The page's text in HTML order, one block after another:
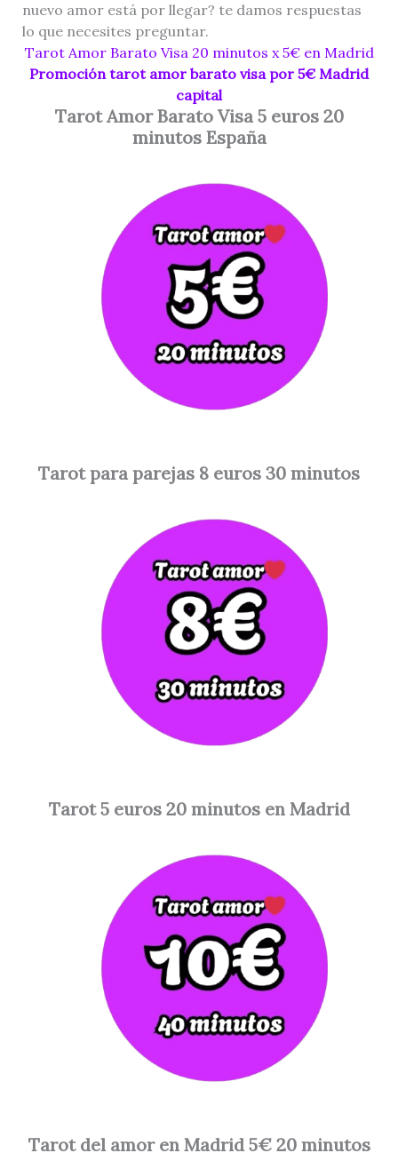
nuevo amor está por llegar? te damos respuestas
lo que necesites preguntar.
Tarot Amor Barato Visa 20 minutos x 5€ en Madrid
Promoción tarot amor barato visa por 5€ Madrid
capital
Tarot Amor Barato Visa 5 euros 20
minutos España
Tarot para parejas 8 euros 30 minutos
Tarot 5 euros 20 minutos en Madrid
Tarot del amor en Madrid 5€ 20 minutos